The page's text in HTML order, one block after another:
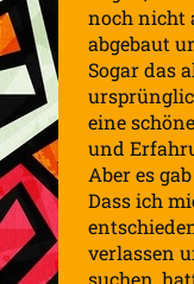
noch nicht
abgebaut
Sogar das
eine
und
Aber es
Dass ich
verlassen
suchen,